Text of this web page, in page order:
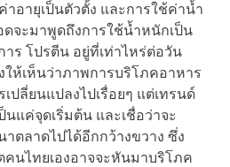
อายุเป็นตัวตั้ง และการใช้ค่าน้ำ
จะมาพูดถึงการใช้น้ำหนักเป็น
ร โปรตีน อยู่ที่เท่าไหร่ต่อวัน
ห้เห็นว่าภาพการบริโภคอาหาร
ลี่ยนแปลงไปเรื่อยๆ แต่เทรนด์
แค่จุดเริ่มต้น และเชื่อว่าจะ
ตลาดไปได้อีกกว้างขวาง ซึ่ง
คนไทยเองอาจจะหันมาบริโภค